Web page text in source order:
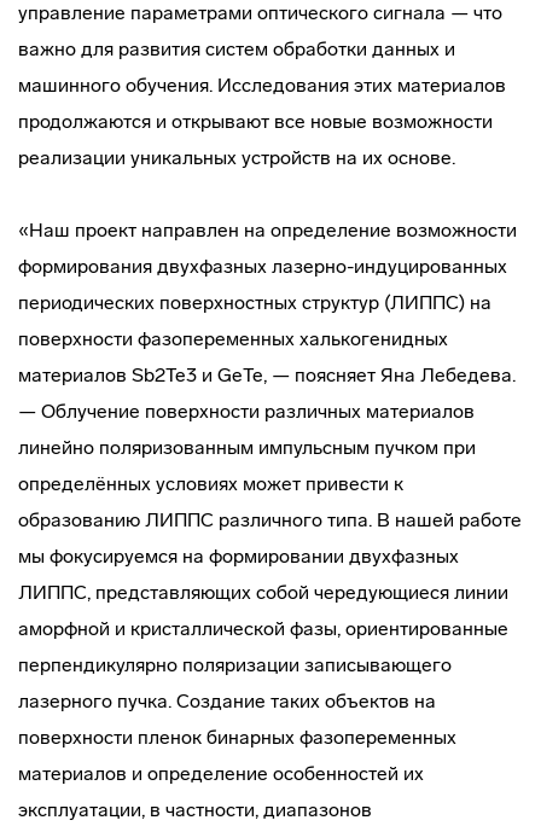
управление параметрами оптического сигнала — что
важно для развития систем обработки данных и
машинного обучения. Исследования этих материалов
продолжаются и открывают все новые возможности
реализации уникальных устройств на их основе.
«Наш проект направлен на определение возможности
формирования двухфазных лазерно-индуцированных
периодических поверхностных структур (ЛИППС) на
поверхности фазопеременных халькогенидных
материалов Sb2Te3 и GeTe, — поясняет Яна Лебедева.
— Облучение поверхности различных материалов
линейно поляризованным импульсным пучком при
определённых условиях может привести к
образованию ЛИППС различного типа. В нашей работе
мы фокусируемся на формировании двухфазных
ЛИППС, представляющих собой чередующиеся линии
аморфной и кристаллической фазы, ориентированные
перпендикулярно поляризации записывающего
лазерного пучка. Создание таких объектов на
поверхности пленок бинарных фазопеременных
материалов и определение особенностей их
эксплуатации, в частности, диапазонов